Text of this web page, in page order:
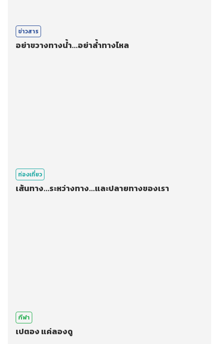
ข่าวสาร
อย่าขวางทางน้ำ...อย่าล้ำทางไหล
ท่องเที่ยว
เส้นทาง...ระหว่างทาง...และปลายทางของเรา
กีฬา
เปตอง แค่ลองดู